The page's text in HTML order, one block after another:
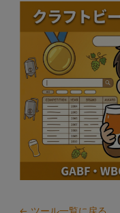
← ツール一覧に戻る